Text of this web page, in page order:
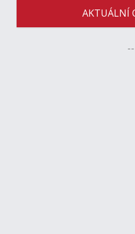
AKTUÁLNÍ